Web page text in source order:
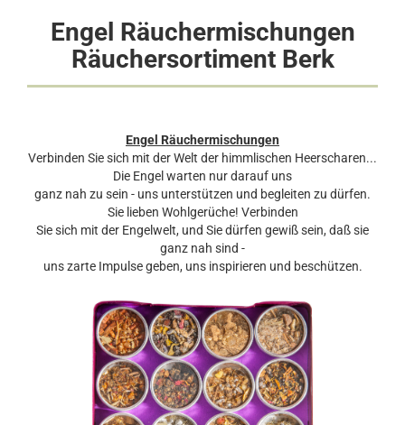
Engel Räuchermischungen
Räuchersortiment Berk
Engel Räuchermischungen
Verbinden Sie sich mit der Welt der himmlischen Heerscharen...
Die Engel warten nur darauf uns
ganz nah zu sein - uns unterstützen und begleiten zu dürfen.
Sie lieben Wohlgerüche! Verbinden
Sie sich mit der Engelwelt, und Sie dürfen gewiß sein, daß sie
ganz nah sind -
uns zarte Impulse geben, uns inspirieren und beschützen.